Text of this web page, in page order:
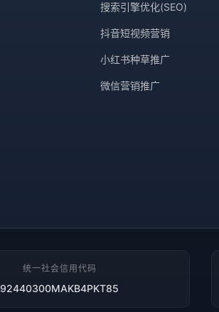
搜索引擎优化(SEO)
抖音短视频营销
小红书种草推广
微信营销推广
统一社会信用代码
92440300MAKB4PKT85